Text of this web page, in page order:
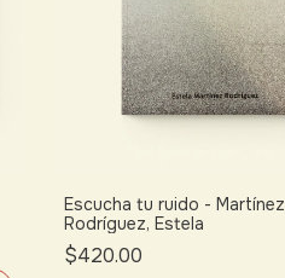
Escucha tu ruido - Martínez
Rodríguez, Estela
$420.00